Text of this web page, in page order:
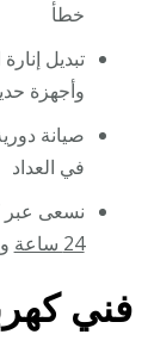
خطأ
تبديل
وأجهزة
صيانة
في العداد
نسعى عبر
24 ساعة
فني